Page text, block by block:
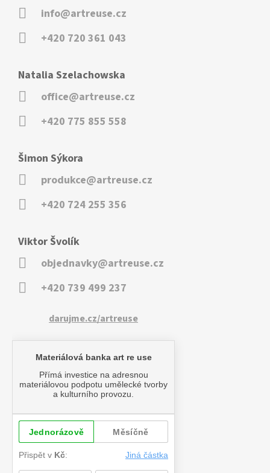
info@artreuse.cz
+420 720 361 043
Natalia Szelachowska
office@artreuse.cz
+420 775 855 558
Šimon Sýkora
produkce@artreuse.cz
+420 724 255 356
Viktor Švolík
objednavky@artreuse.cz
+420 739 499 237
darujme.cz/artreuse